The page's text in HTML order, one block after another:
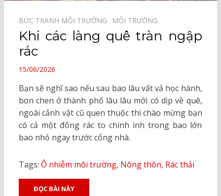
BỨC TRANH MÔI TRƯỜNG⠀ MÔI TRƯỜNG⠀
Khi các làng quê tràn ngập
rác
POSTED
15/06/2026
Bạn sẽ nghĩ sao nếu sau bao lâu vất vả học hành,
bon chen ở thành phố lâu lâu mới có dịp về quê,
ngoài cảnh vật cũ quen thuộc thì chào mừng bạn
có cả một đống rác to chình ình trong bao lớn
bao nhỏ ngay trước cổng nhà.
Tags: Ô nhiễm môi trường, Nông thôn, Rác thải
ĐỌC BÀI NÀY